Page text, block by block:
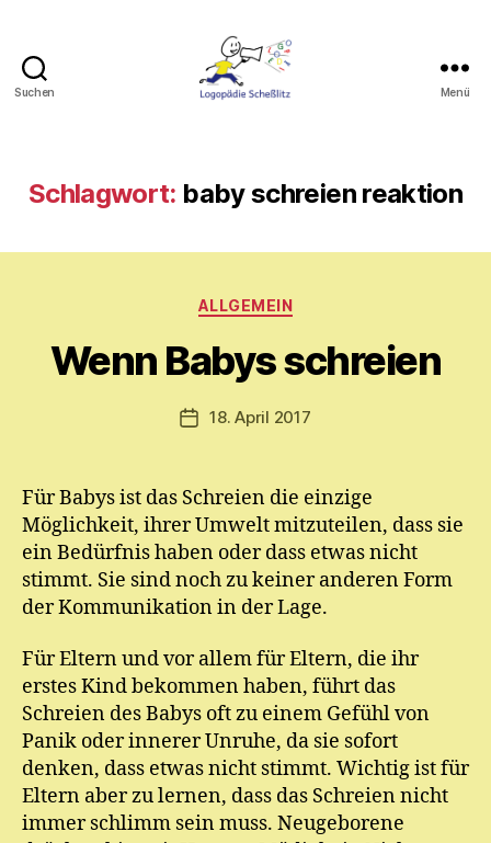
Suchen Menü
Schlagwort: baby schreien reaktion
Kategorien
ALLGEMEIN
Wenn Babys schreien
Beitragsautor
n
y
ri
m
ic
h
el
Veröffentlichungsdatum
18. April 2017
Für Babys ist das Schreien die einzige
Möglichkeit, ihrer Umwelt mitzuteilen, dass sie
ein Bedürfnis haben oder dass etwas nicht
stimmt. Sie sind noch zu keiner anderen Form
der Kommunikation in der Lage.
Für Eltern und vor allem für Eltern, die ihr
erstes Kind bekommen haben, führt das
Schreien des Babys oft zu einem Gefühl von
Panik oder innerer Unruhe, da sie sofort
denken, dass etwas nicht stimmt. Wichtig ist für
Eltern aber zu lernen, dass das Schreien nicht
immer schlimm sein muss. Neugeborene